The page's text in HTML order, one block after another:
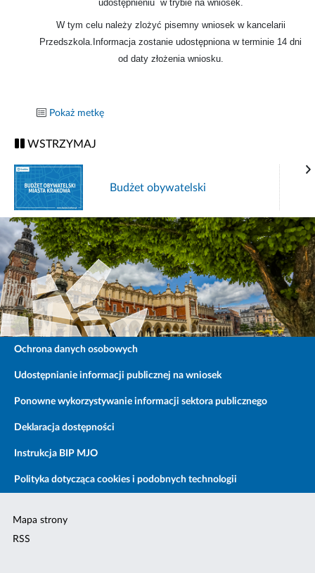
udostępnieniu w trybie na wniosek.
W tym celu należy zlożyć pisemny wniosek w kancelarii
Przedszkola.Informacja zostanie udostępniona w terminie 14 dni
od daty złożenia wniosku.
Pokaż metkę
WSTRZYMAJ
Budżet obywatelski
Ochrona danych osobowych
Udostępnianie informacji publicznej na wniosek
Ponowne wykorzystywanie informacji sektora publicznego
Deklaracja dostępności
Instrukcja BIP MJO
Polityka dotycząca cookies i podobnych technologii
Mapa strony
RSS